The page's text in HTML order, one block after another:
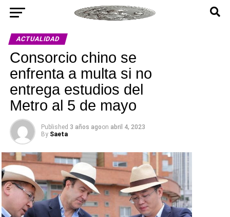
ACTUALIDAD
Consorcio chino se
enfrenta a multa si no
entrega estudios del
Metro al 5 de mayo
Published 3 años agoon abril 4, 2023
By Saeta